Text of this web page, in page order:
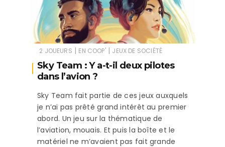
2 JOUEURS | EN COOP' | JEUX DE SOCIÉTÉ
Sky Team : Y a-t-il deux pilotes
dans l’avion ?
Sky Team fait partie de ces jeux auxquels
je n’ai pas prêté grand intérêt au premier
abord. Un jeu sur la thématique de
l’aviation, mouais. Et puis la boîte et le
matériel ne m’avaient pas fait grande